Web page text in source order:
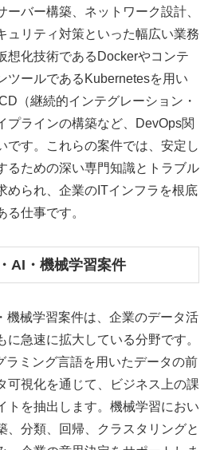
ーバー構築、ネットワーク設計、
ュリティ対策といった幅広い業務
想化技術であるDockerやコンテ
ツールであるKubernetesを用い
（継続的インテグレーション・
プラインの構築など、DevOps関
です。これらの案件では、安定し
るための深い専門知識とトラブル
められ、企業のITインフラを根底
仕事です。
AI・機械学習案件
機械学習案件は、企業のデータ活
に急速に拡大している分野です。
ラミング言語を用いたデータの前
可視化を通じて、ビジネス上の課
トを抽出します。機械学習におい
、分類、回帰、クラスタリングと